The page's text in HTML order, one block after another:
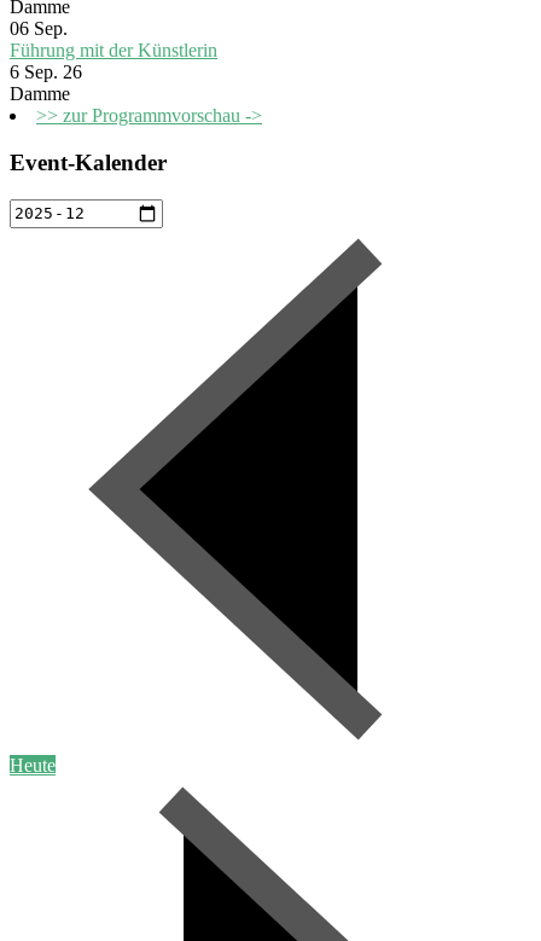
Damme
06 Sep.
Führung mit der Künstlerin
6 Sep. 26
Damme
>> zur Programmvorschau ->
Event-Kalender
Heute